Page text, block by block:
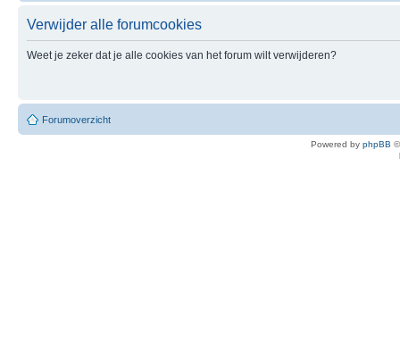
Verwijder alle forumcookies
Weet je zeker dat je alle cookies van het forum wilt verwijderen?
Forumoverzicht
Powered by phpBB